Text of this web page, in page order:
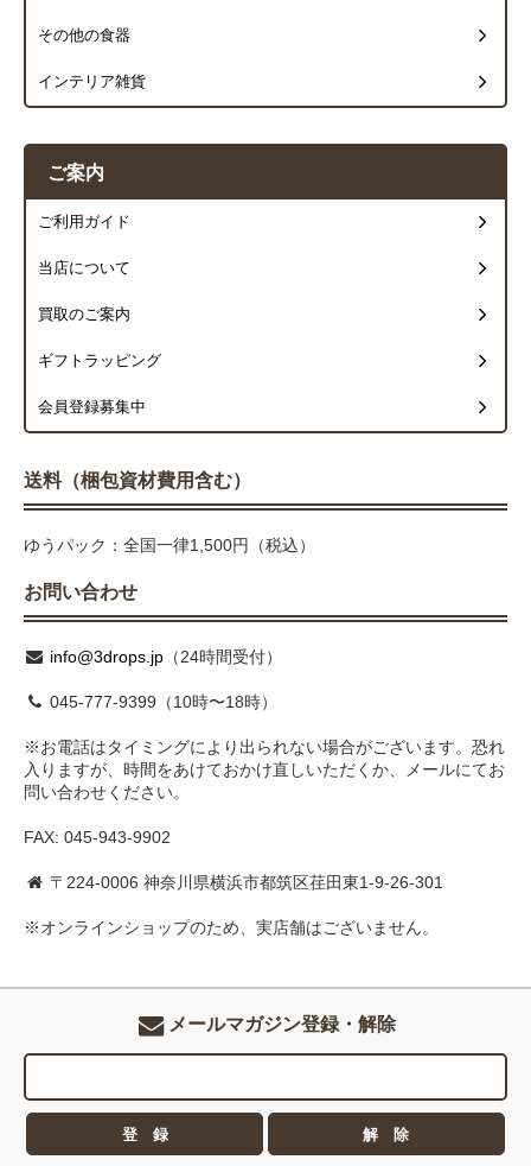
その他の食器
インテリア雑貨
ご案内
ご利用ガイド
当店について
買取のご案内
ギフトラッピング
会員登録募集中
送料（梱包資材費用含む）
ゆうパック：全国一律1,500円（税込）
お問い合わせ
info@3drops.jp （24時間受付）
045-777-9399（10時〜18時）
※お電話はタイミングにより出られない場合がございます。恐れ
入りますが、時間をあけておかけ直しいただくか、メールにてお
問い合わせください。
FAX: 045-943-9902
〒224-0006 神奈川県横浜市都筑区荏田東1-9-26-301
※オンラインショップのため、実店舗はございません。
メールマガジン登録・解除